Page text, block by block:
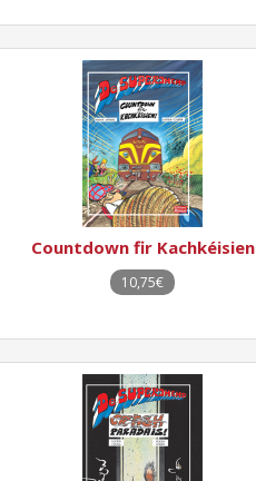
Countdown fir Kachkéisien
10,75€